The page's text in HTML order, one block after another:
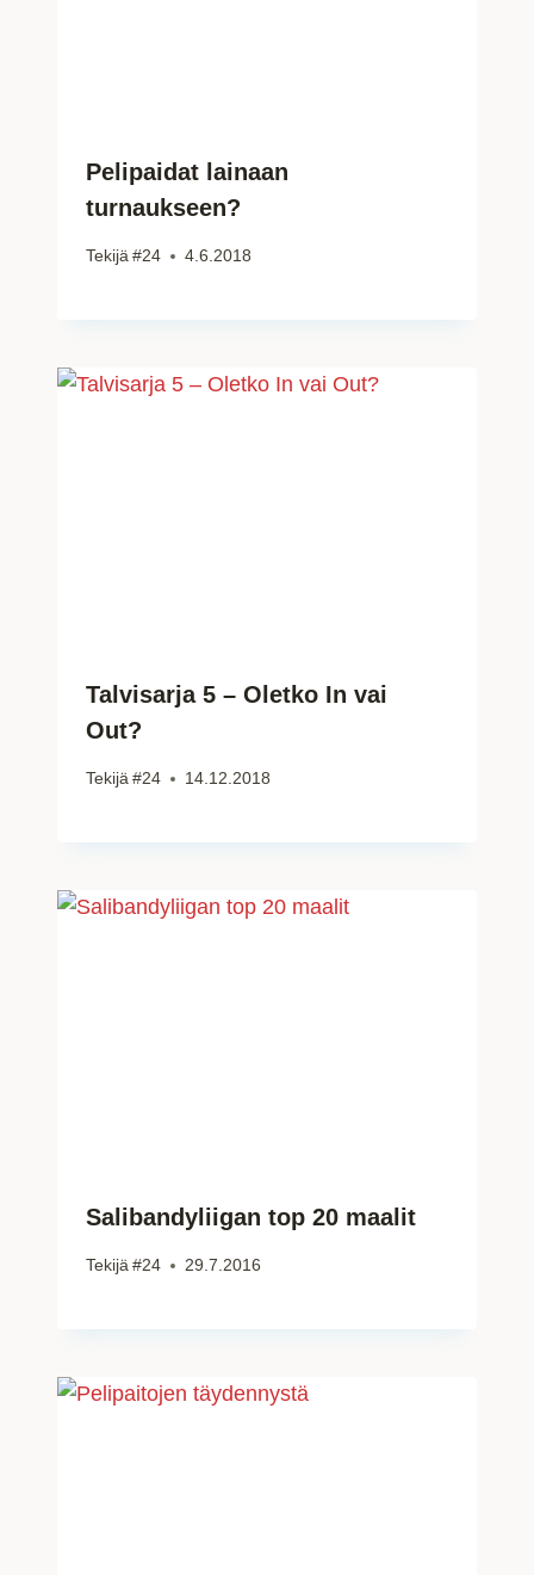
Pelipaidat lainaan
turnaukseen?
Tekijä #24 4.6.2018
Talvisarja 5 – Oletko In vai
Out?
Tekijä#24 14.12.2018
Salibandyliigan top 20 maalit
Tekijä#24 29.7.2016